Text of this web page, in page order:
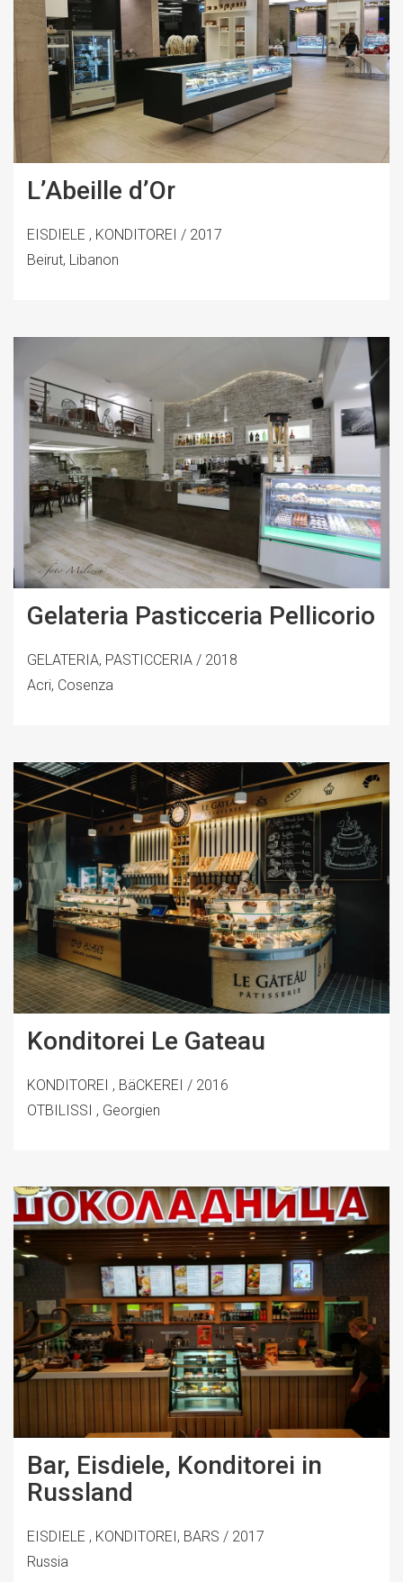
L’Abeille d’Or
EISDIELE , KONDITOREI / 2017
Beirut, Libanon
Gelateria Pasticceria Pellicorio
GELATERIA, PASTICCERIA / 2018
Acri, Cosenza
Konditorei Le Gateau
KONDITOREI , BäCKEREI / 2016
OTBILISSI , Georgien
Bar, Eisdiele, Konditorei in
Russland
EISDIELE , KONDITOREI, BARS / 2017
Russia